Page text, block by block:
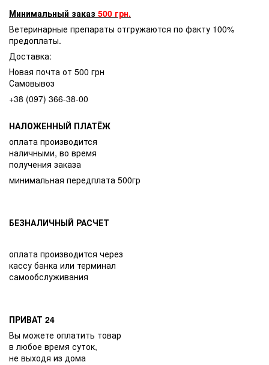
Минимальный заказ 500 грн.
Ветеринарные препараты отгружаются по факту 100%
предоплаты.
Доставка:
Новая почта от 500 грн
Самовывоз
+38 (097) 366-38-00
НАЛОЖЕННЫЙ ПЛАТЁЖ
оплата производится
наличными, во время
получения заказа
минимальная передплата 500гр
БЕЗНАЛИЧНЫЙ РАСЧЕТ
оплата производится через
кассу банка или терминал
самообслуживания
ПРИВАТ 24
Вы можете оплатить товар
в любое время суток,
не выходя из дома